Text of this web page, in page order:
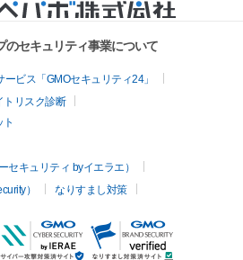
のセキュリティ事業について
ビス「GMOセキュリティ24」
トリスク診断
セキュリティ byイエラエ）
）
なりすまし対策